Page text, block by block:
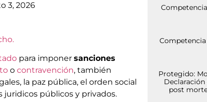
3, 2026
para imponer sanciones
o contravención, también
la paz pública, el orden social
juridicos públicos y privados.
Competencia
Protegido:
post